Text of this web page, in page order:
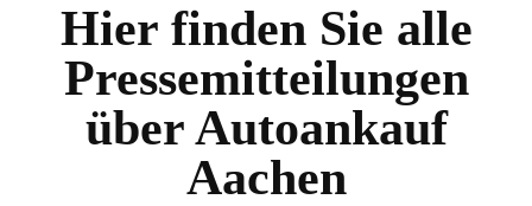
Hier finden Sie alle
Pressemitteilungen
überAutoankauf
Aachen